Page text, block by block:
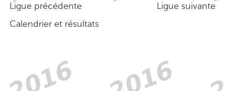
Ligue précédente
Ligue suivante
Calendrier et résultats